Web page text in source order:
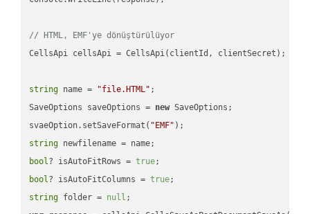
// HTML, EMF'ye dönüştürülüyor
CellsApi cellsApi = CellsApi(clientId, clientSecret);
string name = "file.HTML" ;
SaveOptions saveOptions = new SaveOptions;
svaeOption.setSaveFormat( "EMF"
string
bool? isAutoFitRows = true
bool? isAutoFitColumns = true
string folder = null